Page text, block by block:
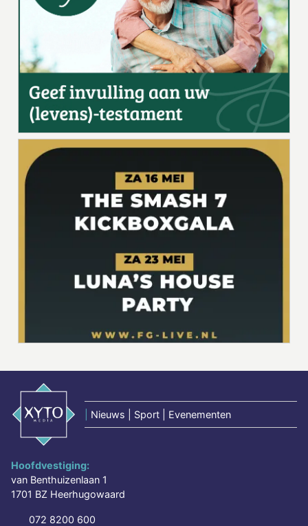
Nieuws | Sport | Evenementen
Hoofdvestiging:
van Benthuizenlaan 1
1701 BZ Heerhugowaard
072 8200 600